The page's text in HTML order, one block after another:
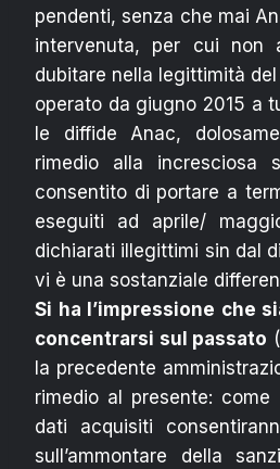
pendenti, senza che mai
intervenuta, per cui non
dubitare nella legittimità
operato da giugno 2015 a
le diffide Anac,
rimedio alla incresciosa
consentito di portare a
eseguiti ad aprile/
dichiarati illegittimi sin dal
vi è una sostanziale
Si ha l’impressione che
concentrarsi sul passato
la precedente
rimedio al presente:
dati acquisiti
sull’ammontare della